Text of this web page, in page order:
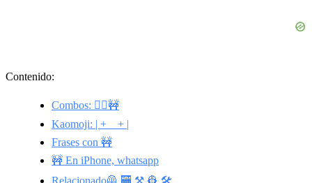
Contenido:
Combos: 👷‍♀️🚧
Kaomoji: | + _ + |
Frases con 🚧
🚧 En iPhone, whatsapp
Relacionado🦺 🏧 ⚒️ 👷 🛠️